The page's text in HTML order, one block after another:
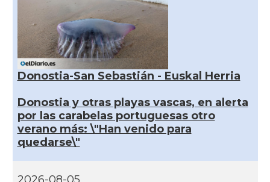
Donostia-San Sebastián - Euskal Herria
Donostia y otras playas vascas, en alerta
por las carabelas portuguesas otro
verano más: \"Han venido para
quedarse\"